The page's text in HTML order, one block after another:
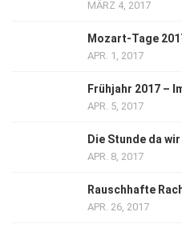
MÄRZ 4, 2017
Mozart-Tage
APR. 1, 2017
Frühjahr 2017 –
APR. 5, 2017
Die Stunde da
APR. 8, 2017
Rauschhafte
APR. 26, 2017